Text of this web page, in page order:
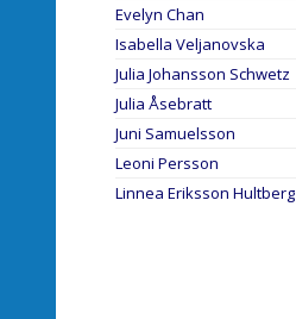
Evelyn Chan
Isabella Veljanovska
Julia Johansson Schwetz
Julia Åsebratt
Juni Samuelsson
Leoni Persson
Linnea Eriksson Hultberg